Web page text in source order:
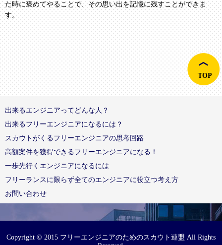
た時に褒めてやることで、その思い出を記憶に残すことができま
す。
TOP
出来るエンジニアってどんな人？
出来るフリーエンジニアになるには？
スカウトがくるフリーエンジニアの思考回路
高額案件を獲得できるフリーエンジニアになる！
一歩先行くエンジニアになるには
フリーランスに限らず全てのエンジニアに役立つ考え方
お問い合わせ
Copyright © 2015 フリーエンジニアのためのスカウト連盟 All Rights